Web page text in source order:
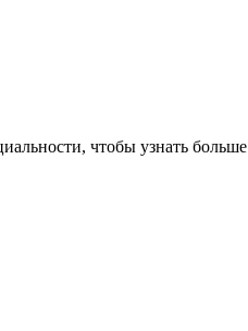
чтобы узнать больше